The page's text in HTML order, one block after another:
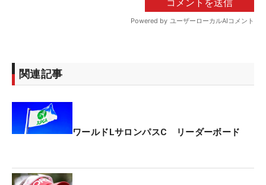
関連記事
ワールドLサロンパスC リーダーボード